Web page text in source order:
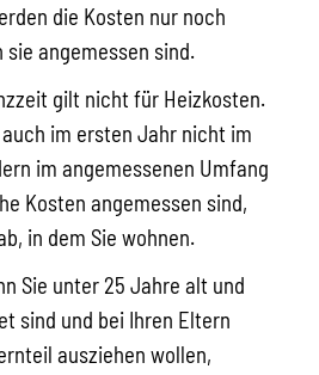
die Kosten nur noch
angemessen sind.
gilt nicht für Heizkosten.
im ersten Jahr nicht im
im angemessenen Umfang
Kosten angemessen sind,
in dem Sie wohnen.
Sie unter 25 Jahre alt und
sind und bei Ihren Eltern
ausziehen wollen,